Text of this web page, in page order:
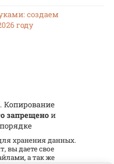
создаем
году
Копирование
запрещено и
хранения данных.
вы даете свое
а так же